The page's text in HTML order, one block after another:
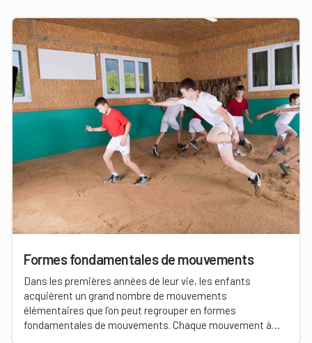
Formes fondamentales de mouvements
Dans les premières années de leur vie, les enfants
acquièrent un grand nombre de mouvements
élémentaires que l’on peut regrouper en formes
fondamentales de mouvements. Chaque mouvement à